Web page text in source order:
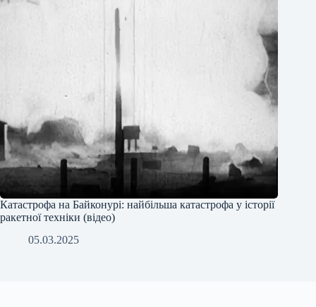
Катастрофа на Байконурі: найбільша катастрофа у історії
ракетної техніки (відео)
05.03.2025